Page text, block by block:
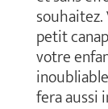
souhaitez.
petit
votre
fera aussi